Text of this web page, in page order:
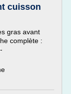
cuisson
gras avant
complète :